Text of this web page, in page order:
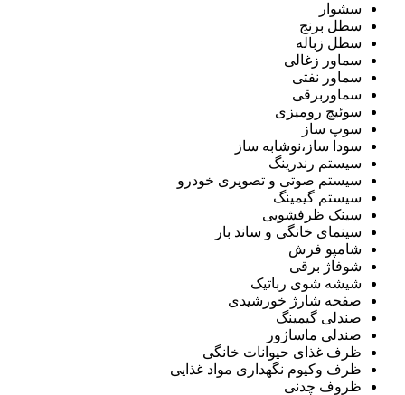
سشوار
سطل برنج
سطل زباله
سماور زغالی
سماور نفتی
سماوربرقی
سوئیچ رومیزی
سوپ ساز
سودا ساز،نوشابه ساز
سیستم رندرینگ
سیستم صوتی و تصویری خودرو
سیستم گیمینگ
سینک ظرفشویی
سینمای خانگی و ساند بار
شامپو فرش
شوفاژ برقی
شیشه شوی رباتیک
صفحه شارژ خورشیدی
صندلی گیمینگ
صندلی ماساژور
ظرف غذای حیوانات خانگی
ظرف وکیوم نگهداری مواد غذایی
ظروف چدنی